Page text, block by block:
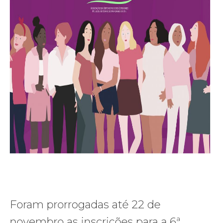
Foram prorrogadas até 22 de